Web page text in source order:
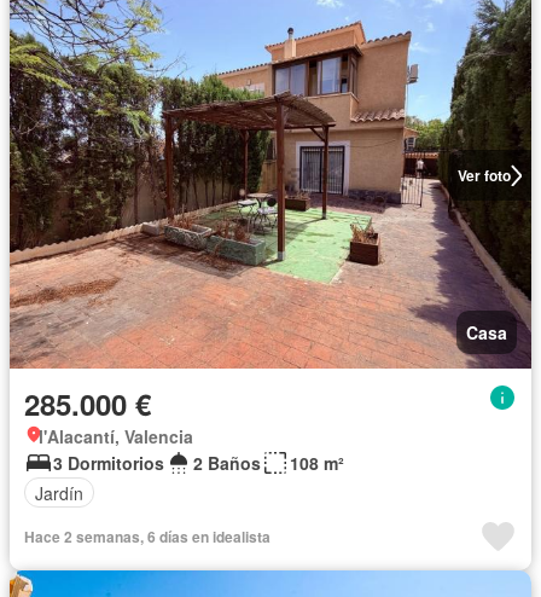
Ver foto
Casa
285.000 €
l'Alacantí, Valencia
3 Dormitorios
2 Baños
108 m²
Jardín
Hace 2 semanas, 6 días en idealista